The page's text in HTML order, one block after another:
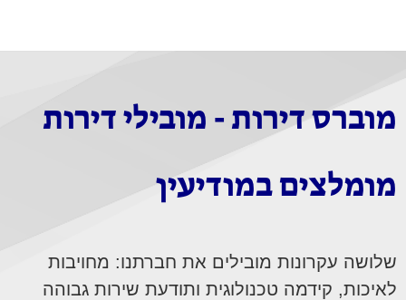
מוברס דירות - מובילי דירות
מומלצים במודיעין
שלושה עקרונות מובילים את חברתנו: מחויבות
לאיכות, קידמה טכנולוגית ותודעת שירות גבוהה